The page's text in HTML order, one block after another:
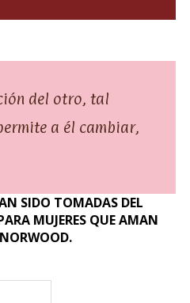
del otro, tal
a él cambiar,
SIDO TOMADAS DEL
MUJERES QUE AMAN